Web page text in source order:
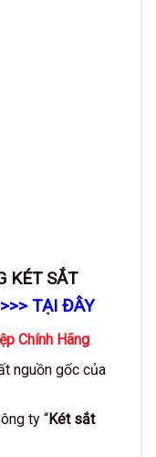
KÉT SẮT
>>> TẠI ĐÂY
Chính Hãng
nguồn gốc của
ty “Két sắt